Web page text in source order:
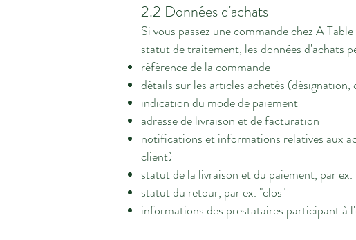
2.2 Données d'achats
Si vous passez une commande chez A
statut de traitement, les données d'achats
référence de la commande
détails sur les articles achetés
indication du mode de paiement
adresse de livraison et de facturation
notifications et informations relatives aux
client)
statut de la livraison et du paiement, par
statut du retour, par ex. "clos"
informations des prestataires participant à